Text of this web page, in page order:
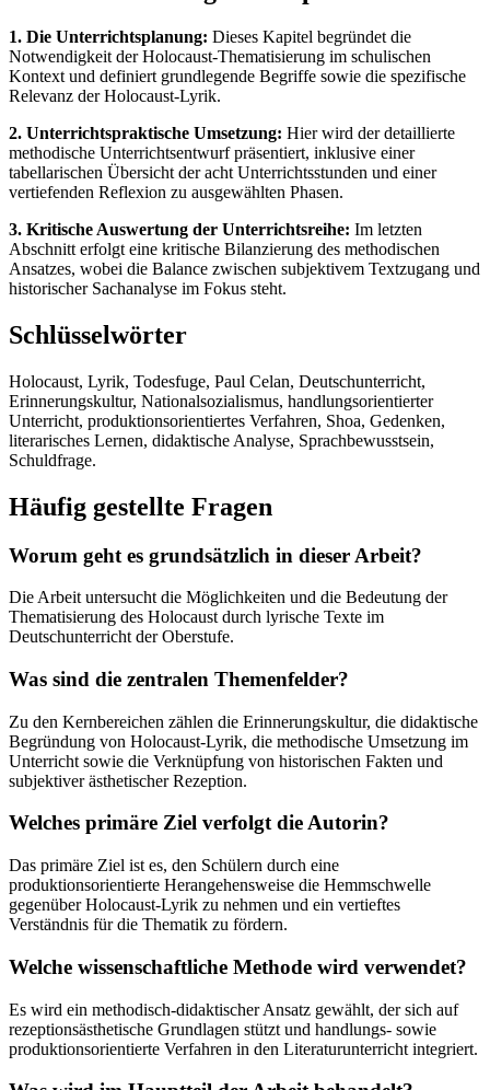
1. Die Unterrichtsplanung: Dieses Kapitel begründet die
Notwendigkeit der Holocaust-Thematisierung im schulischen
Kontext und definiert grundlegende Begriffe sowie die spezifische
Relevanz der Holocaust-Lyrik.
2. Unterrichtspraktische Umsetzung: Hier wird der detaillierte
methodische Unterrichtsentwurf präsentiert, inklusive einer
tabellarischen Übersicht der acht Unterrichtsstunden und einer
vertiefenden Reflexion zu ausgewählten Phasen.
3. Kritische Auswertung der Unterrichtsreihe: Im letzten
Abschnitt erfolgt eine kritische Bilanzierung des methodischen
Ansatzes, wobei die Balance zwischen subjektivem Textzugang und
historischer Sachanalyse im Fokus steht.
Schlüsselwörter
Holocaust, Lyrik, Todesfuge, Paul Celan, Deutschunterricht,
Erinnerungskultur, Nationalsozialismus, handlungsorientierter
Unterricht, produktionsorientiertes Verfahren, Shoa, Gedenken,
literarisches Lernen, didaktische Analyse, Sprachbewusstsein,
Schuldfrage.
Häufig gestellte Fragen
Worum geht es grundsätzlich in dieser Arbeit?
Die Arbeit untersucht die Möglichkeiten und die Bedeutung der
Thematisierung des Holocaust durch lyrische Texte im
Deutschunterricht der Oberstufe.
Was sind die zentralen Themenfelder?
Zu den Kernbereichen zählen die Erinnerungskultur, die didaktische
Begründung von Holocaust-Lyrik, die methodische Umsetzung im
Unterricht sowie die Verknüpfung von historischen Fakten und
subjektiver ästhetischer Rezeption.
Welches primäre Ziel verfolgt die Autorin?
Das primäre Ziel ist es, den Schülern durch eine
produktionsorientierte Herangehensweise die Hemmschwelle
gegenüber Holocaust-Lyrik zu nehmen und ein vertieftes
Verständnis für die Thematik zu fördern.
Welche wissenschaftliche Methode wird verwendet?
Es wird ein methodisch-didaktischer Ansatz gewählt, der sich auf
rezeptionsästhetische Grundlagen stützt und handlungs- sowie
produktionsorientierte Verfahren in den Literaturunterricht integriert.